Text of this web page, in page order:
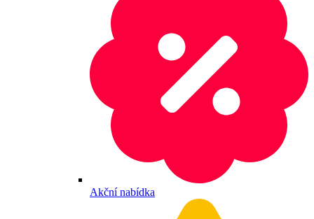
Akční nabídka